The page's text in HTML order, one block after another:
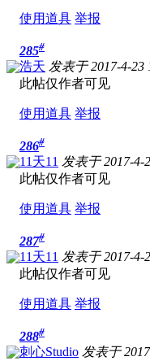
使用道具 举报
285#
浩天 发表于 2017-4-23
此帖仅作者可见
使用道具 举报
286#
11天11 发表于 2017-4-
此帖仅作者可见
使用道具 举报
287#
11天11 发表于 2017-4-
此帖仅作者可见
使用道具 举报
288#
刺心Studio 发表于